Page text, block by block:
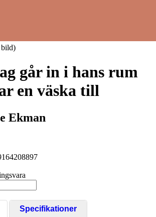
bild)
går in i hans rum
en väska till
Ekman
Specifikationer